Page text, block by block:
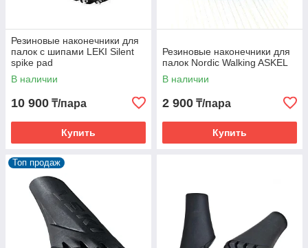
Резиновые наконечники для
палок с шипами LEKI Silent
spike pad
В наличии
10 900 ₸/пара
Купить
Резиновые наконечники для
палок Nordic Walking ASKEL
В наличии
2 900 ₸/пара
Купить
Топ продаж